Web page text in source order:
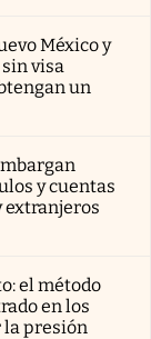
México y
visa
un
y cuentas
extranjeros
el método
en los
la presión